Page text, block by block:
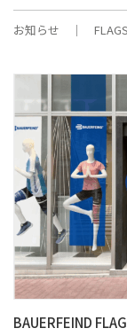
お知らせ
BAUERFEIND